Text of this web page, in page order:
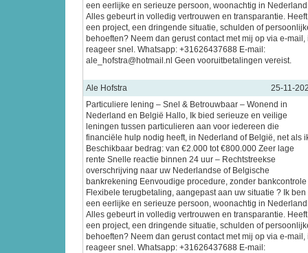
een eerlijke en serieuze persoon, woonachtig in
Alles gebeurt in volledig vertrouwen en transparantie.
een project, een dringende situatie, schulden of
behoeften? Neem dan gerust contact met mij op via e-mail,
reageer snel. Whatsapp: +31626437688 E-mail:
ale_hofstra@hotmail.nl Geen vooruitbetalingen vereist.
Ale Hofstra
25-11-
Particuliere lening – Snel & Betrouwbaar – Wonend in
Nederland en België Hallo, Ik bied serieuze en veilige
leningen tussen particulieren aan voor iedereen die
financiële hulp nodig heeft, in Nederland of België, net als
Beschikbaar bedrag: van €2.000 tot €800.000 Zeer lage
rente Snelle reactie binnen 24 uur – Rechtstreekse
overschrijving naar uw Nederlandse of Belgische
bankrekening Eenvoudige procedure, zonder bankcontrole
Flexibele terugbetaling, aangepast aan uw situatie ? Ik ben
een eerlijke en serieuze persoon, woonachtig in
Alles gebeurt in volledig vertrouwen en transparantie.
een project, een dringende situatie, schulden of
behoeften? Neem dan gerust contact met mij op via e-mail,
reageer snel. Whatsapp: +31626437688 E-mail: